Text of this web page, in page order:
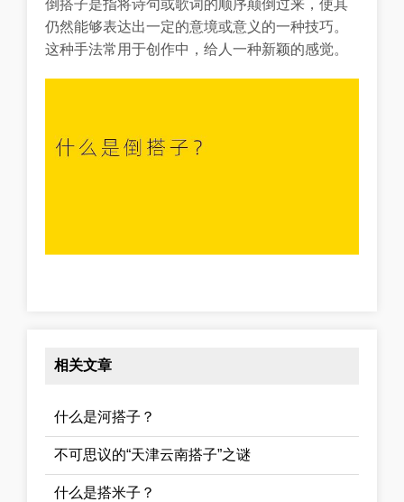
倒搭子是指将诗句或歌词的顺序颠倒过来，使其
仍然能够表达出一定的意境或意义的一种技巧。
这种手法常用于创作中，给人一种新颖的感觉。
相关文章
什么是河搭子？
不可思议的“天津云南搭子”之谜
什么是搭米子？